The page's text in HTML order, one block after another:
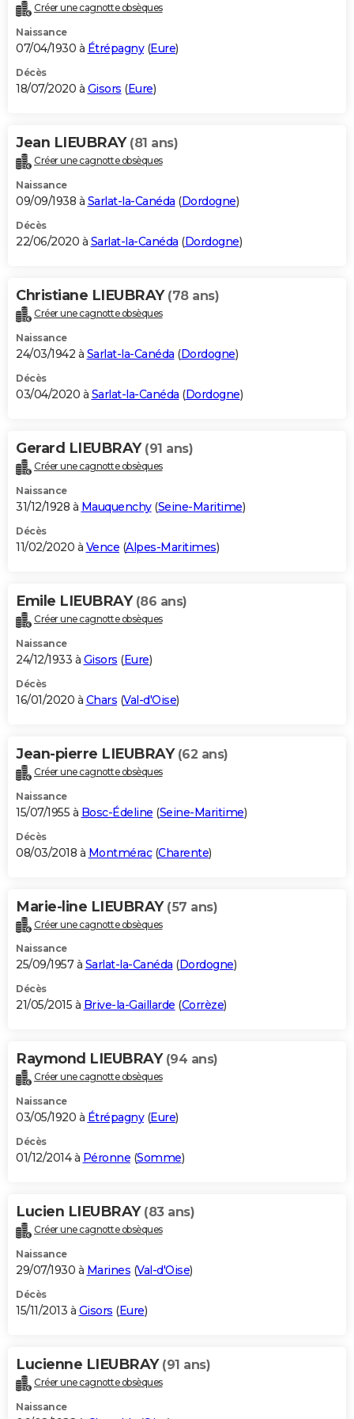
Créer une cagnotte obsèques
Naissance
07/04/1930 à Étrépagny(Eure)
Décès
18/07/2020 à Gisors (Eure)
Jean LIEUBRAY (81 ans)
Créer une cagnotte obsèques
Naissance
09/09/1938 à Sarlat-la-Canéda (Dordogne)
Décès
22/06/2020 à Sarlat-la-Canéda (Dordogne)
Christiane LIEUBRAY (78 ans)
Créer une cagnotte obsèques
Naissance
24/03/1942 à Sarlat-la-Canéda (Dordogne)
Décès
03/04/2020 à Sarlat-la-Canéda (Dordogne)
Gerard LIEUBRAY (91 ans)
Créer une cagnotte obsèques
Naissance
31/12/1928 à Mauquenchy(Seine-Maritime)
Décès
11/02/2020 à Vence (Alpes-Maritimes)
Emile LIEUBRAY (86 ans)
Créer une cagnotte obsèques
Naissance
24/12/1933 à Gisors (Eure)
Décès
16/01/2020 à Chars (Val-d'Oise)
Jean-pierre LIEUBRAY (62 ans)
Créer une cagnotte obsèques
Naissance
15/07/1955 à Bosc-Édeline (Seine-Maritime)
Décès
08/03/2018 à Montmérac(Charente)
Marie-line LIEUBRAY (57 ans)
Créer une cagnotte obsèques
Naissance
25/09/1957 à Sarlat-la-Canéda (Dordogne)
Décès
21/05/2015 à Brive-la-Gaillarde (Corrèze)
Raymond LIEUBRAY (94 ans)
Créer une cagnotte obsèques
Naissance
03/05/1920 à Étrépagny(Eure)
Décès
01/12/2014 à Péronne (Somme)
Lucien LIEUBRAY (83 ans)
Créer une cagnotte obsèques
Naissance
29/07/1930 à Marines (Val-d'Oise)
Décès
15/11/2013 à Gisors (Eure)
Lucienne LIEUBRAY (91 ans)
Créer une cagnotte obsèques
Naissance